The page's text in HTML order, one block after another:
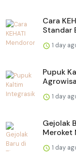
Cara
Standar
1 day
Pupuk
1 day
Gejolak
Meroket
1 day